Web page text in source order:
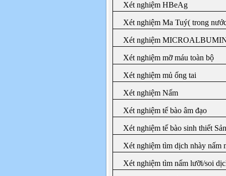
Xét nghiệm HBeAg
Xét nghiệm Ma Tuý( trong
Xét nghiệm
Xét nghiệm mỡ máu toàn bộ
Xét nghiệm mủ ống tai
Xét nghiệm Nấm
Xét nghiệm tế bào âm đạo
Xét nghiệm tế bào sinh thiết
Xét nghiệm tìm dịch nhày nấm
Xét nghiệm tìm nấm lưỡi/soi